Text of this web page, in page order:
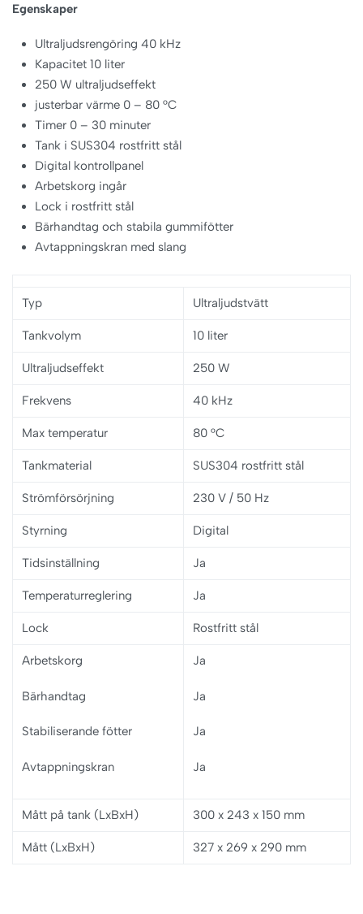
Egenskaper
Ultraljudsrengöring 40 kHz
Kapacitet 10 liter
250 W ultraljudseffekt
justerbar värme 0 – 80 °C
Timer 0 – 30 minuter
Tank i SUS304 rostfritt stål
Digital kontrollpanel
Arbetskorg ingår
Lock i rostfritt stål
Bärhandtag och stabila gummifötter
Avtappningskran med slang
Typ Ultraljudstvätt
Tankvolym 10 liter
Ultraljudseffekt 250 W
Frekvens 40 kHz
Max temperatur 80 °C
Tankmaterial SUS304 rostfritt stål
Strömförsörjning 230 V / 50 Hz
Styrning Digital
Tidsinställning Ja
Temperaturreglering Ja
Lock Rostfritt stål
Arbetskorg
Bärhandtag
Stabiliserande fötter
Avtappningskran
Ja
Ja
Ja
Ja
Mått på tank (LxBxH) 300 x 243 x 150 mm
Mått (LxBxH) 327 x 269 x 290 mm